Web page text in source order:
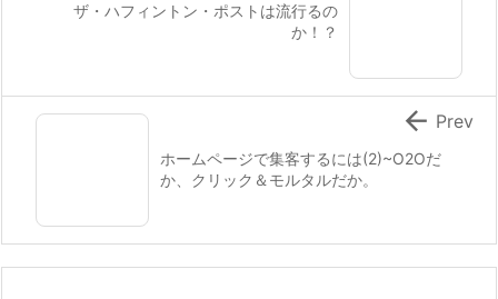
ザ・ハフィントン・ポストは流行るの
か！？
ホームページで集客するには(2)~O2Oだ
か、クリック＆モルタルだか。
 Prev